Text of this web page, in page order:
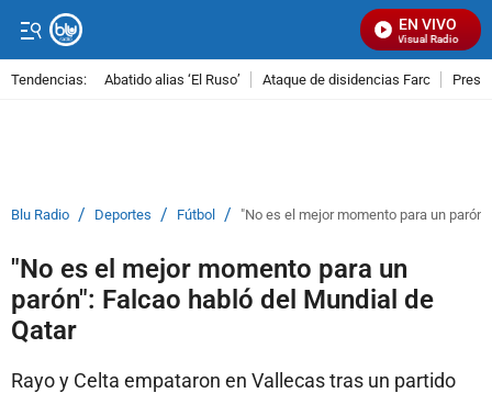
EN VIVO
Señal Visual Radio
Tendencias: Abatido alias ‘El Ruso’ Ataque de disidencias Farc
Blu Radio / Deportes / Fútbol / "No es el mejor momento para un
"No es el mejor momento para un
parón": Falcao habló del Mundial de
Qatar
Rayo y Celta empataron en Vallecas tras un partido